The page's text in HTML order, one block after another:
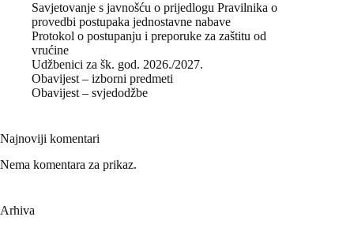
Savjetovanje s javnošću o prijedlogu Pravilnika o
provedbi postupaka jednostavne nabave
Protokol o postupanju i preporuke za zaštitu od
vrućine
Udžbenici za šk. god. 2026./2027.
Obavijest – izborni predmeti
Obavijest – svjedodžbe
Najnoviji komentari
Nema komentara za prikaz.
Arhiva